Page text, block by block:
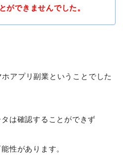
ができませんでした。
アプリ副業ということでした
は確認することができず
性があります。